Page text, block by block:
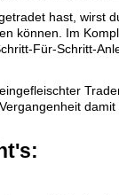
hast, wirst
können. Im
Für-Schritt-